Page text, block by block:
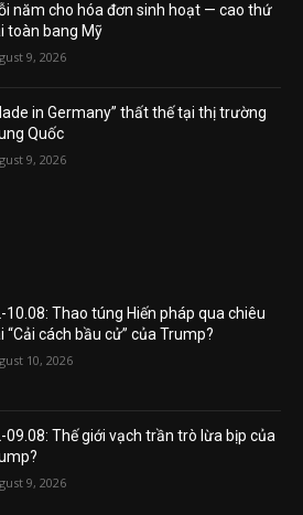
năm cho hóa đơn sinh hoạt — cao thứ
toàn bang Mỹ
9, 2026
in Germany” thất thế tại thị trường
Quốc
9, 2026
10.08: Thao túng Hiến pháp qua chiêu
“Cải cách bầu cử” của Trump?
10, 2026
09.08: Thế giới vạch trần trò lừa bịp của
9, 2026